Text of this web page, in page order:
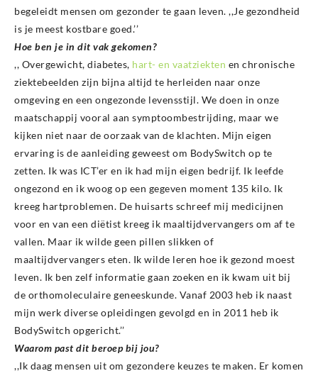
begeleidt mensen om gezonder te gaan leven. ,,Je gezondheid
is je meest kostbare goed.’’
Hoe ben je in dit vak gekomen?
,, Overgewicht, diabetes, hart- en vaatziekten en chronische
ziektebeelden zijn bijna altijd te herleiden naar onze
omgeving en een ongezonde levensstijl. We doen in onze
maatschappij vooral aan symptoombestrijding, maar we
kijken niet naar de oorzaak van de klachten. Mijn eigen
ervaring is de aanleiding geweest om BodySwitch op te
zetten. Ik was ICT’er en ik had mijn eigen bedrijf. Ik leefde
ongezond en ik woog op een gegeven moment 135 kilo. Ik
kreeg hartproblemen. De huisarts schreef mij medicijnen
voor en van een diëtist kreeg ik maaltijdvervangers om af te
vallen. Maar ik wilde geen pillen slikken of
maaltijdvervangers eten. Ik wilde leren hoe ik gezond moest
leven. Ik ben zelf informatie gaan zoeken en ik kwam uit bij
de orthomoleculaire geneeskunde. Vanaf 2003 heb ik naast
mijn werk diverse opleidingen gevolgd en in 2011 heb ik
BodySwitch opgericht.’’
Waarom past dit beroep bij jou?
,,Ik daag mensen uit om gezondere keuzes te maken. Er komen